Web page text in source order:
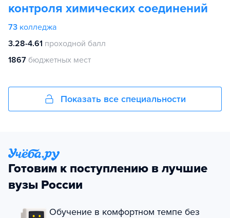
контроля химических соединений
73 колледжа
3.28-4.61 проходной балл
1867 бюджетных мест
Показать все специальности
Готовим к поступлению в лучшие
вузы России
Обучение в комфортном темпе без